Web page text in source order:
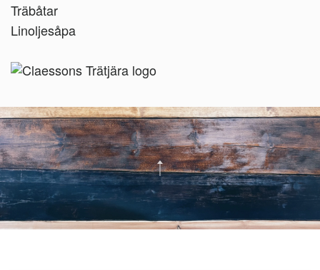
Träbåtar
Linoljesåpa